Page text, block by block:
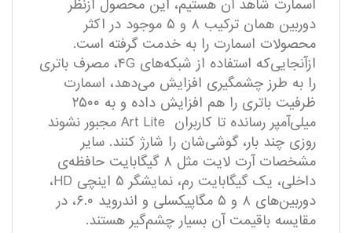
اسمارت شاهد آن هستیم، این محصول ازنظر
دوربین همان ترکیب ۸ و ۵ موجود در اکثر
محصولات اسمارت را به خدمت گرفته است.
ازآنجایی‌که استفاده از شبکه‌های ۴G، مصرف باتری
را به طرز چشمگیری افزایش می‌دهد، اسمارت
ظرفیت باتری را هم افزایش داده و به ۲۵۰۰
میلی‌آمپر رسانده تا کاربران Art Lite مجبور نشوند
روزی چند بار، گوشی‌شان را شارژ کنند. سایر
مشخصات آرت لایت مثل ۸ گیگابایت حافظه‌ی
داخلی، یک گیگابایت رم، نمایشگر ۵ اینچی HD،
دوربین‌های ۸ و ۵ مگاپیکسلی و اندروید ۶.۰، در
مقایسه باقیمت آن بسیار چشم‌گیر هستند.